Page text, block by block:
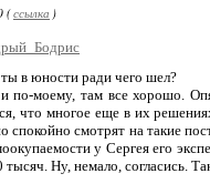
(ссылка )
в юности ради чего шел?
и по-моему, там все хорошо.
что многое еще в их
смотрят на такие
у Сергея его
Ну, немало, согласись.